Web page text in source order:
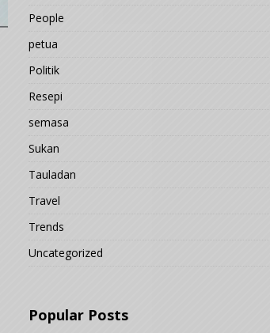
People
petua
Politik
Resepi
semasa
Sukan
Tauladan
Travel
Trends
Uncategorized
Popular Posts